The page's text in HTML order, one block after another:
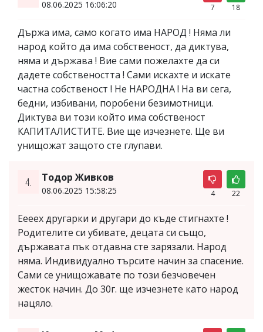
08.06.2025 16:06:20 7 18
Държа има, само когато има НАРОД ! Няма ли
народ който да има собственост, да диктува,
няма и държава ! Вие сами пожелахте да си
дадете собствеността ! Сами искахте и искате
частна собственост ! Не НАРОДНА ! На ви сега,
бедни, избивани, поробени безимотници.
Диктува ви този който има собственост
КАПИТАЛИСТИТЕ. Вие ще изчезнете. Ще ви
унищожат защото сте глупави.
4. Тодор Живков
08.06.2025 15:58:25 4 22
Еееех другарки и другари до къде стигнахте !
Родителите си убивате, децата си също,
държавата пък отдавна сте зарязали. Народ
няма. Индивидуално търсите начин за спасение.
Сами се унищожавате по този безчовечен
жесток начин. До 30г. ще изчезнете като народ
нацяло.